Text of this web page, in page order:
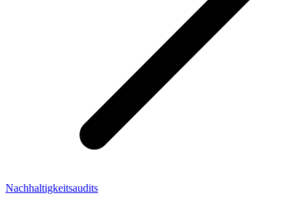
Nachhaltigkeitsaudits